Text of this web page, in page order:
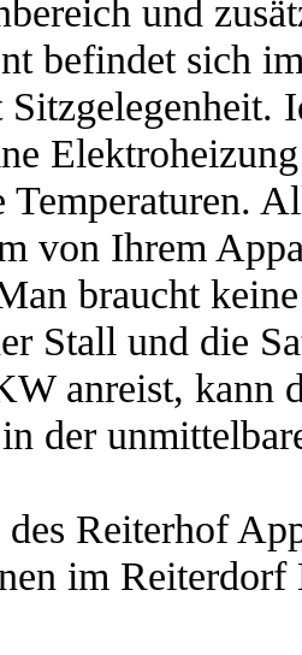
und
befindet sich
Temperaturen.
von Ihrem
braucht
Stall und die
anreist, kann
der